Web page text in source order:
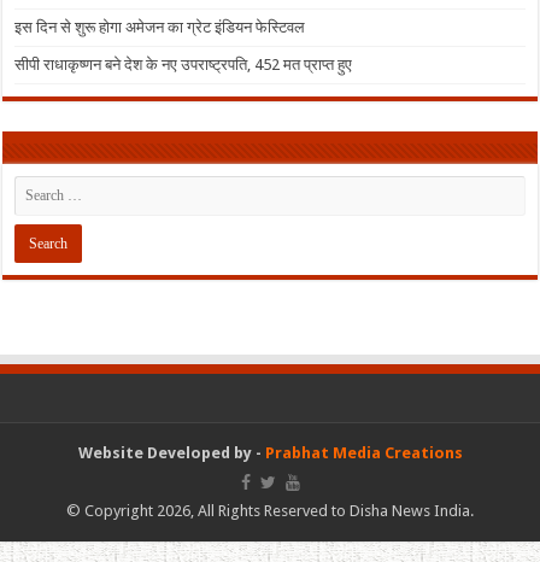
इस दिन से शुरू होगा अमेजन का ग्रेट इंडियन फेस्टिवल
सीपी राधाकृष्णन बने देश के नए उपराष्ट्रपति, 452 मत प्राप्त हुए
Website Developed by - Prabhat Media Creations
© Copyright 2026, All Rights Reserved to Disha News India.